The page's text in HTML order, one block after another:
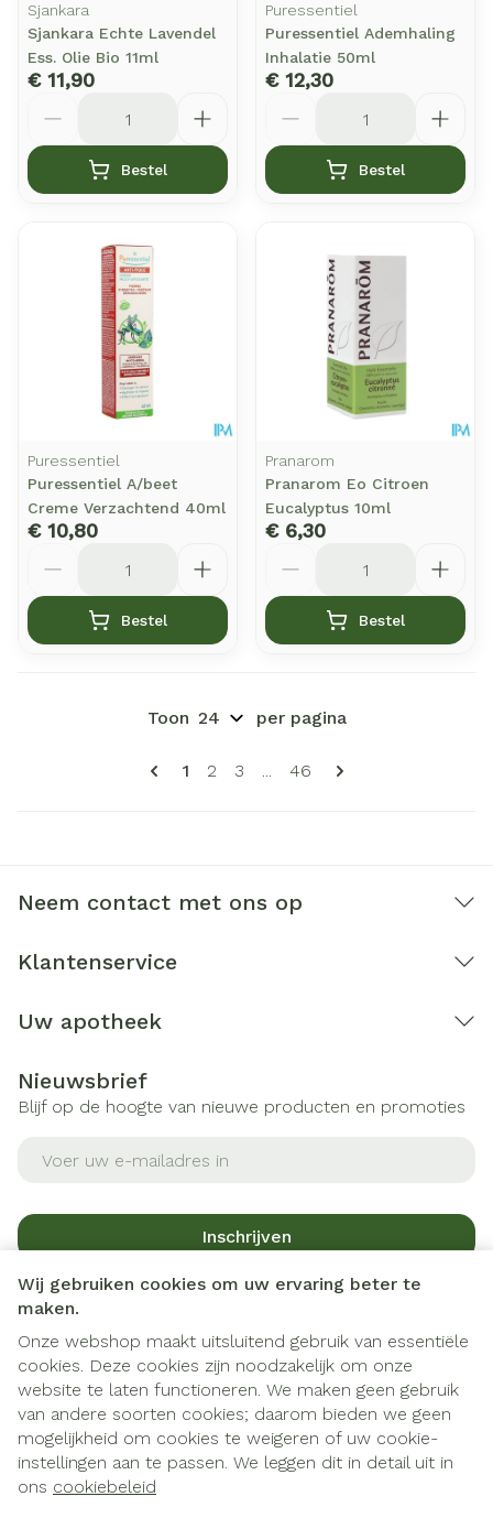
Wij gebruiken cookies om uw ervaring beter te
maken.
Onze webshop maakt uitsluitend gebruik van essentiële
cookies. Deze cookies zijn noodzakelijk om onze
website te laten functioneren. We maken geen gebruik
van andere soorten cookies; daarom bieden we geen
mogelijkheid om cookies te weigeren of uw cookie-
instellingen aan te passen. We leggen dit in detail uit in
ons cookiebeleid
Sjankara
Sjankara Echte Lavendel
Ess. Olie Bio 11ml
€ 11,90
Bestel
Puressentiel
Puressentiel Ademhaling
Inhalatie 50ml
€ 12,30
Bestel
Puressentiel
Puressentiel A/beet
Creme Verzachtend 40ml
€ 10,80
Bestel
Pranarom
Pranarom Eo Citroen
Eucalyptus 10ml
€ 6,30
Bestel
Pagina's
U lees momenteel pagina
1 Pagina
2 Pagina
3 ... Pagina
46
Toon per pagina
Neem contact met ons op
Klantenservice
Uw apotheek
Nieuwsbrief
Blijf op de hoogte van nieuwe producten en promoties
Inschrijven
Door op inschrijven te klikken, schrijft u zich in voor onze
nieuwsbrief en gaat u akkoord met onze
Juridische links